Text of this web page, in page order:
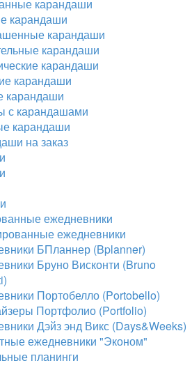
карандаши
карандаши
карандаши
карандаши
карандаши
карандаши
карандаши
с карандашами
карандаши
на заказ
ежедневники
ежедневники
БПланнер (Bplanner)
Бруно Висконти (Bruno
Портобелло (Portobello)
Портфолио (Portfolio)
Дэйз энд Викс (Days&Weeks)
ежедневники "Эконом"
планинги